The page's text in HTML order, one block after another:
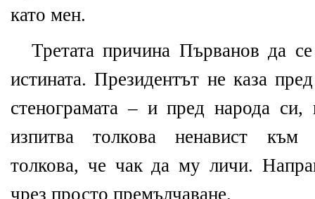
като мен.
Третата причина Първанов да
истината. Президентът не каза
стенограмата – и пред народа
изпитва толкова ненавист към
толкова, че чак да му личи.
чрез просто премълчаване.